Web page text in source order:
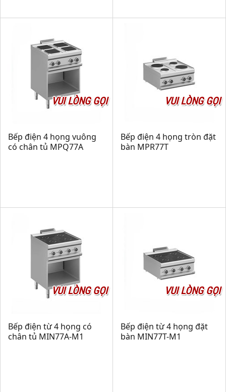
VUI LÒNG GỌI
Bếp điện 4 họng vuông
có chân tủ MPQ77A
VUI LÒNG GỌI
Bếp điện 4 họng tròn đặt
bàn MPR77T
VUI LÒNG GỌI
Bếp điện từ 4 họng có
chân tủ MIN77A-M1
VUI LÒNG GỌI
Bếp điện từ 4 họng đặt
bàn MIN77T-M1